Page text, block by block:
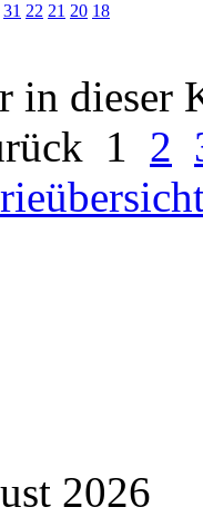
31 22 21 20 18
in dieser
1 2
2026